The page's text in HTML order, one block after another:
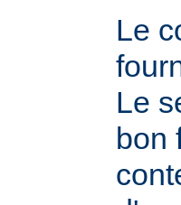
Le
Le
bon